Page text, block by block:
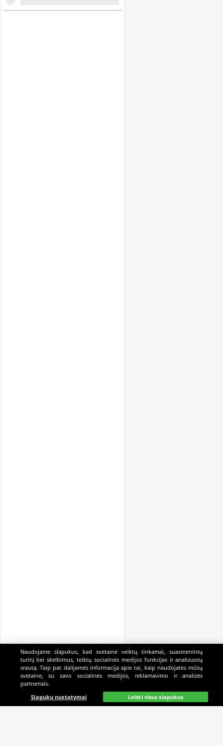
Pagrindinis Gyvai Paieška Mano Kazino
Naudojame slapukus, kad svetainė veiktų tinkamai, suasmenintų
turinį bei skelbimus, teiktų socialinės medijos funkcijas ir analizuotų
srautą. Taip pat dalijamės informacija apie tai, kaip naudojatės mūsų
svetaine, su savo socialinės medijos, reklamavimo ir analizės
partneriais.
Slapukų nustatymai
Leisti visus slapukus